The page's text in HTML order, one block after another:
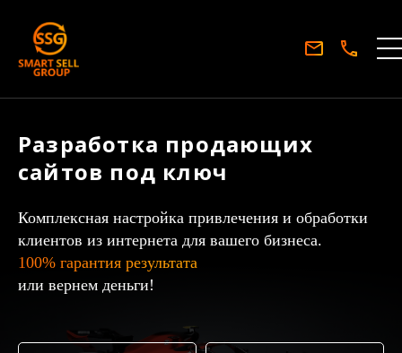
Разработка продающих
сайтов под ключ
Комплексная настройка привлечения и обработки
клиентов из интернета для вашего бизнеса.
100% гарантия результата
или вернем деньги!